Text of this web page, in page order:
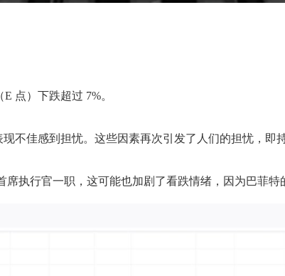
点）下跌超过 7%。
不佳感到担忧。这些因素再次引发了人们的担忧，
席执行官一职，这可能也加剧了看跌情绪，因为巴菲特